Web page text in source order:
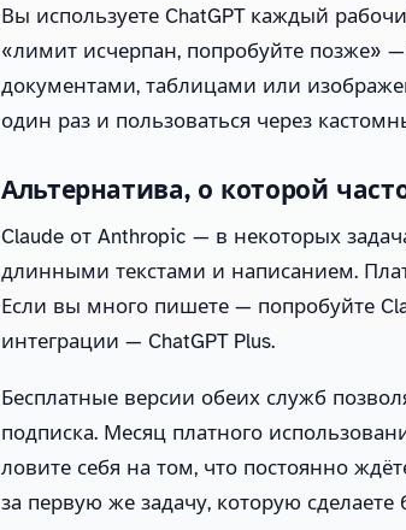
Вы используете ChatGPT каждый
«лимит исчерпан, попробуйте позже»
документами, таблицами или
один раз и пользоваться через
Альтернатива, о которой
Claude от Anthropic — в некоторых
длинными текстами и написанием.
Если вы много пишете — попробуйте
интеграции — ChatGPT Plus.
Бесплатные версии обеих служб
подписка. Месяц платного
ловите себя на том, что постоянно
за первую же задачу, которую сделаете